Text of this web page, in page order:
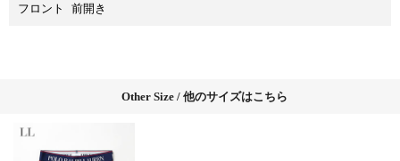
フロント
前開き
Other Size / 他のサイズはこちら